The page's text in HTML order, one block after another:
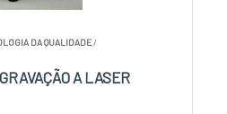
DA QUALIDADE/
A LASER